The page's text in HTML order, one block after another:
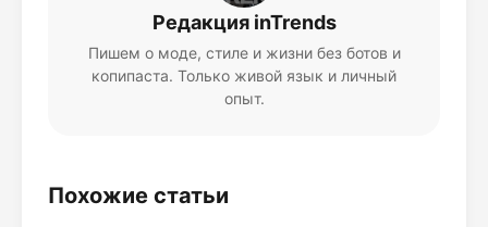
Редакция inTrends
Пишем о моде, стиле и жизни без ботов и
копипаста. Только живой язык и личный
опыт.
Похожие статьи